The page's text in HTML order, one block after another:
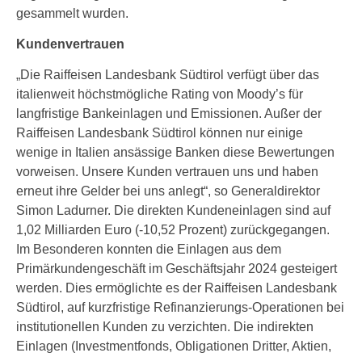
gesammelt wurden.
Kundenvertrauen
„Die Raiffeisen Landesbank Südtirol verfügt über das
italienweit höchstmögliche Rating von Moody’s für
langfristige Bankeinlagen und Emissionen. Außer der
Raiffeisen Landesbank Südtirol können nur einige
wenige in Italien ansässige Banken diese Bewertungen
vorweisen. Unsere Kunden vertrauen uns und haben
erneut ihre Gelder bei uns anlegt“, so Generaldirektor
Simon Ladurner. Die direkten Kundeneinlagen sind auf
1,02 Milliarden Euro (-10,52 Prozent) zurückgegangen.
Im Besonderen konnten die Einlagen aus dem
Primärkundengeschäft im Geschäftsjahr 2024 gesteigert
werden. Dies ermöglichte es der Raiffeisen Landesbank
Südtirol, auf kurzfristige Refinanzierungs-Operationen bei
institutionellen Kunden zu verzichten. Die indirekten
Einlagen (Investmentfonds, Obligationen Dritter, Aktien,